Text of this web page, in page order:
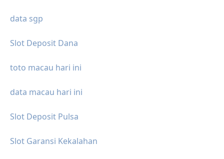
data sgp
Slot Deposit Dana
toto macau hari ini
data macau hari ini
Slot Deposit Pulsa
Slot Garansi Kekalahan